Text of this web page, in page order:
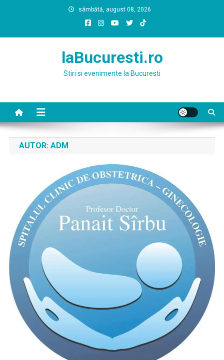
sâmbătă, august 08, 2026
laBucuresti.ro
Stiri si evenimente la Bucuresti
AUTOR: ADM